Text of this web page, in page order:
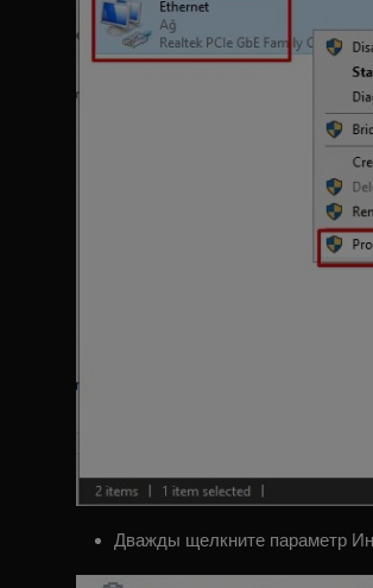
Дважды щелкните параметр